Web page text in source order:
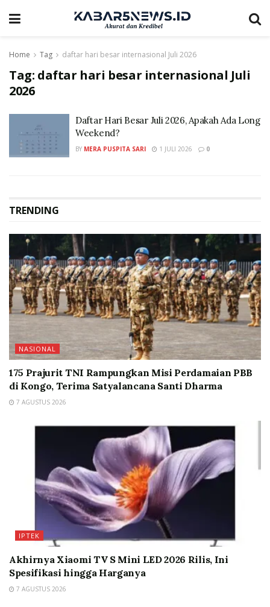
Home Tag daftar hari besar internasional Juli 2026
Tag: daftar hari besar internasional Juli
2026
Daftar Hari Besar Juli 2026, Apakah Ada Long
Weekend?
BY MERA PUSPITA SARI 1 JULI 2026 0
TRENDING
NASIONAL
175 Prajurit TNI Rampungkan Misi Perdamaian PBB
di Kongo, Terima Satyalancana Santi Dharma
7 AGUSTUS 2026
IPTEK
Akhirnya Xiaomi TV S Mini LED 2026 Rilis, Ini
Spesifikasi hingga Harganya
7 AGUSTUS 2026